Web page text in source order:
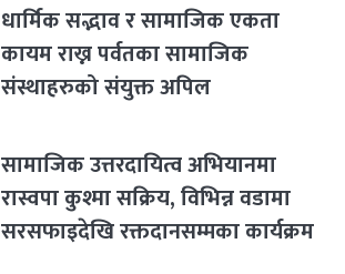
धार्मिक सद्भाव र सामाजिक एकता
कायम राख्न पर्वतका सामाजिक
संस्थाहरुको संयुक्त अपिल
सामाजिक उत्तरदायित्व अभियानमा
रास्वपा कुश्मा सक्रिय, विभिन्न वडामा
सरसफाइदेखि रक्तदानसम्मका कार्यक्रम